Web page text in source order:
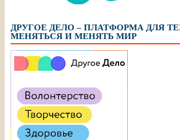
ДРУГОЕ ДЕЛО – ПЛАТФОРМА ДЛЯ
МЕНЯТЬСЯ И МЕНЯТЬ МИР